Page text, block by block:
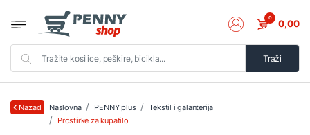
Traži
0 0,00
Nazad Naslovna PENNY plus
Tekstil i galanterija
Prostirke za kupatilo